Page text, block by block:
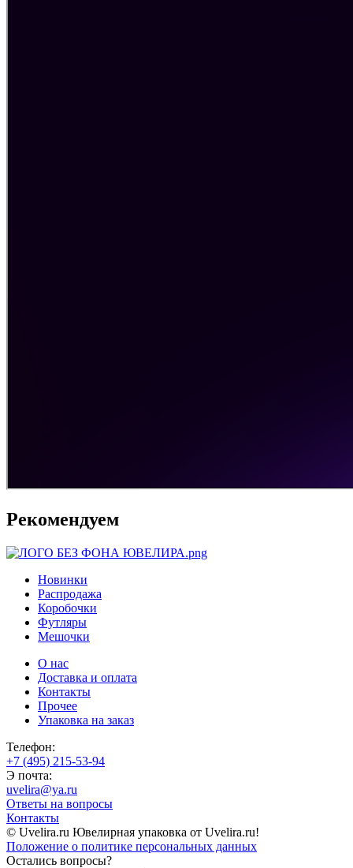
Рекомендуем
Новинки
Распродажа
Коробочки
Футляры
Мешочки
О нас
Доставка и оплата
Контакты
Прочее
Упаковка на заказ
Телефон:
+7 (495) 215-53-94
Э почта:
uvelira@ya.ru
Ответы на вопросы
Контакты
© Uvelira.ru Ювелирная упаковка от Uvelira.ru!
Положение о политике персональных данных
Остались вопросы?